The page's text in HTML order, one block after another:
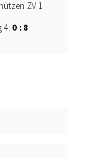
ZV 1
4: 0 : 8